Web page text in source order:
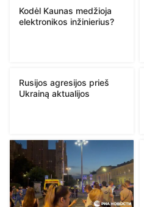
Kodėl Kaunas medžioja
elektronikos inžinierius?
Rusijos agresijos prieš
Ukrainą aktualijos